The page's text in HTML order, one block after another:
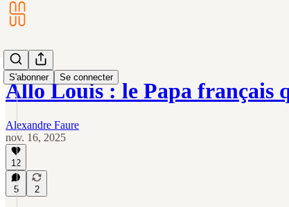
S'abonner Se connecter
Allo Louis : le Papa français
Alexandre Faure
nov. 16, 2025
12
5 2